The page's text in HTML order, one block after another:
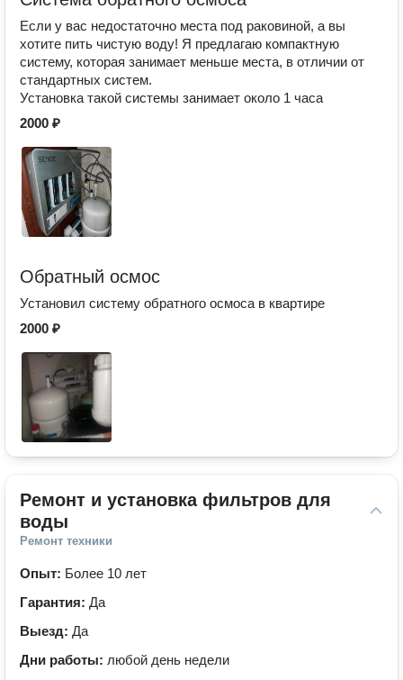
Если у вас недостаточно места под раковиной, а вы
хотите пить чистую воду! Я предлагаю компактную
систему, которая занимает меньше места, в отличии от
стандартных систем.
Установка такой системы занимает около 1 часа
2000 ₽
Обратный осмос
Установил систему обратного осмоса в квартире
2000 ₽
Ремонт и установка фильтров для
воды
Ремонт техники
Опыт: Более 10 лет
Гарантия: Да
Выезд: Да
Дни работы: любой день недели